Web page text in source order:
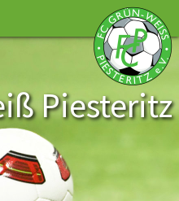
Piesteritz